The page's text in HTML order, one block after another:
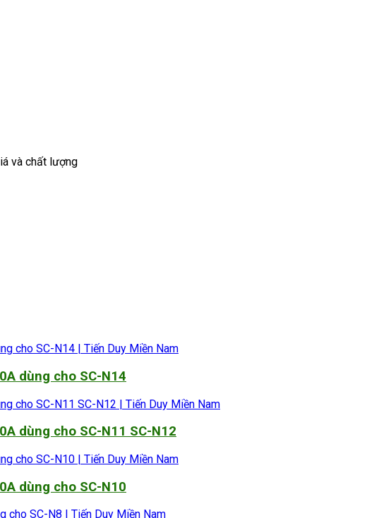
và chất lượng
dùng cho SC-N14
dùng cho SC-N11 SC-N12
dùng cho SC-N10